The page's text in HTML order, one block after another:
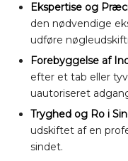
Ekspertise og
den nødvendige
udføre
Forebyggelse af
efter et tab eller
uautoriseret
Tryghed og Ro i
udskiftet af en
sindet.